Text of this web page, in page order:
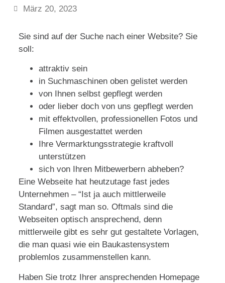
März 20, 2023
Sie sind auf der Suche nach einer Website? Sie
soll:
attraktiv sein
in Suchmaschinen oben gelistet werden
von Ihnen selbst gepflegt werden
oder lieber doch von uns gepflegt werden
mit effektvollen, professionellen Fotos und
Filmen ausgestattet werden
Ihre Vermarktungsstrategie kraftvoll
unterstützen
sich von Ihren Mitbewerbern abheben?
Eine Webseite hat heutzutage fast jedes
Unternehmen – “Ist ja auch mittlerweile
Standard”, sagt man so. Oftmals sind die
Webseiten optisch ansprechend, denn
mittlerweile gibt es sehr gut gestaltete Vorlagen,
die man quasi wie ein Baukastensystem
problemlos zusammenstellen kann.
Haben Sie trotz Ihrer ansprechenden Homepage